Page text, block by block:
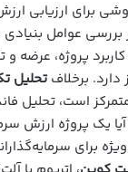
برای ارزیابی
عوامل بنیادی
پروژه، عرضه و
دارد. برخلاف تحلیل
است، تحلیل
یک پروژه ارزش
برای